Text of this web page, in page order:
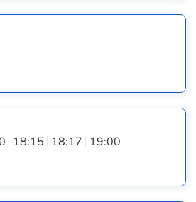
18:15 18:17 19:00